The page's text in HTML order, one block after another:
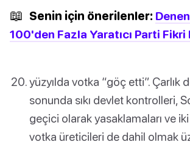
📖 Senin için önerilenler:
100'den Fazla Yaratıcı Parti
yüzyılda votka “göç etti”. Çarlık
sonunda sıkı devlet kontrolleri,
geçici olarak yasaklamaları ve iki
votka üreticileri de dahil olmak